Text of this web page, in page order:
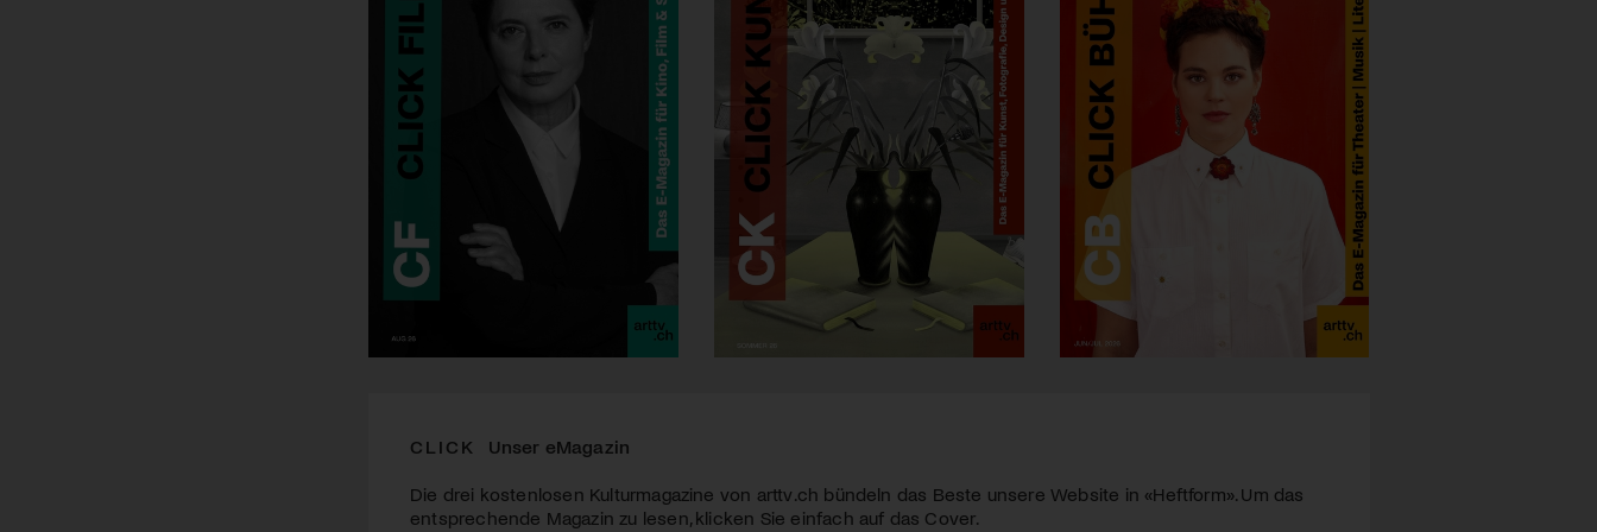
CLICK Unser eMagazin
Die drei kostenlosen Kulturmagazine von arttv.ch bündeln das Beste unsere Website in «Heftform». Um das
entsprechende Magazin zu lesen, klicken Sie einfach auf das Cover.